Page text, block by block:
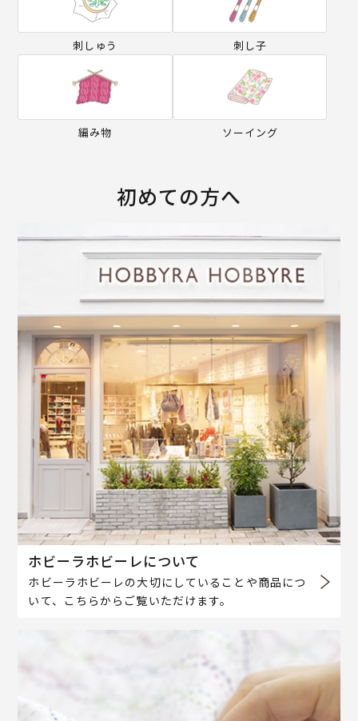
刺しゅう 刺し子
編み物 ソーイング
初めての方へ
ホビーラホビーレについて
ホビーラホビーレの大切にしていることや商品につ
いて、こちらからご覧いただけます。